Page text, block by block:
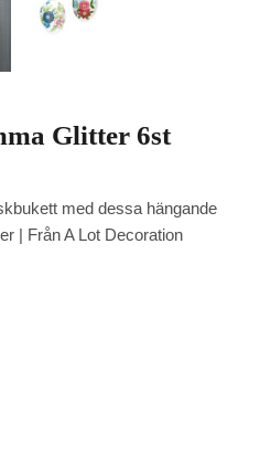
Glitter 6st
med dessa hängande
| Från A Lot Decoration